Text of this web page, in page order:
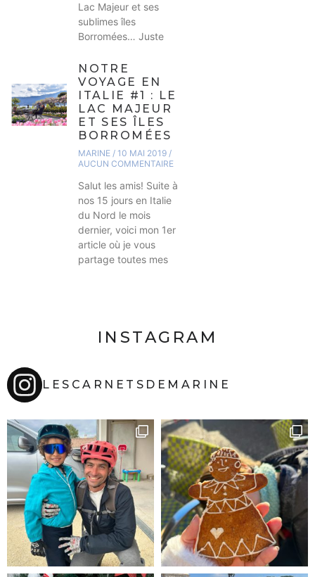
Lac Majeur et ses
sublimes îles
Borromées… Juste
NOTRE
VOYAGE EN
ITALIE #1 : LE
LAC MAJEUR
ET SES ÎLES
BORROMÉES
MARINE 10 MAI 2019
AUCUN COMMENTAIRE
Salut les amis! Suite à
nos 15 jours en Italie
du Nord le mois
dernier, voici mon 1er
article où je vous
partage toutes mes
INSTAGRAM
LESCARNETSDEMARINE